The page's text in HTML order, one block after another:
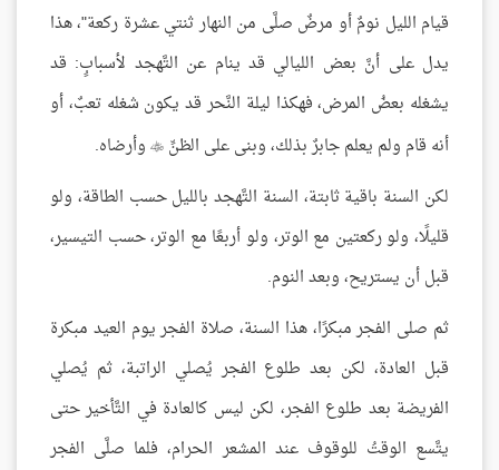
قيام الليل نومٌ أو مرضٌ صلَّى من النهار ثنتي عشرة ركعة"، هذا
يدل على أنَّ بعض الليالي قد ينام عن التَّهجد لأسبابٍ: قد
يشغله بعضُ المرض، فهكذا ليلة النَّحر قد يكون شغله تعبٌ، أو
أنه قام ولم يعلم جابرٌ بذلك، وبنى على الظنِّ  وأرضاه.
لكن السنة باقية ثابتة، السنة التَّهجد بالليل حسب الطاقة، ولو
قليلًا، ولو ركعتين مع الوتر، ولو أربعًا مع الوتر، حسب التيسير،
قبل أن يستريح، وبعد النوم.
ثم صلى الفجر مبكرًا، هذا السنة، صلاة الفجر يوم العيد مبكرة
قبل العادة، لكن بعد طلوع الفجر يُصلي الراتبة، ثم يُصلي
الفريضة بعد طلوع الفجر، لكن ليس كالعادة في التَّأخير حتى
يتَّسع الوقتُ للوقوف عند المشعر الحرام، فلما صلَّى الفجر